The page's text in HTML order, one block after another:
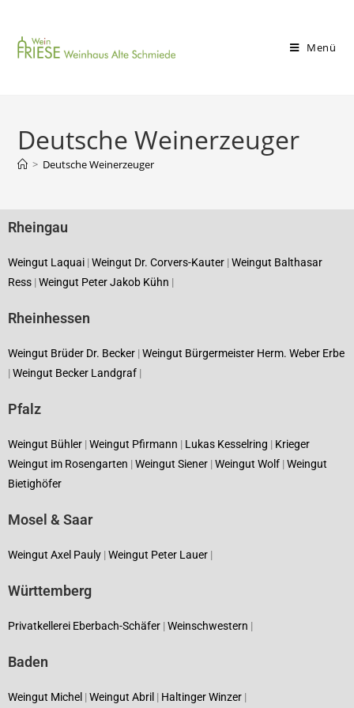
Menü
Deutsche Weinerzeuger
> Deutsche Weinerzeuger
Rheingau
Weingut Laquai | Weingut Dr. Corvers-Kauter | Weingut Balthasar
Ress | Weingut Peter Jakob Kühn |
Rheinhessen
Weingut Brüder Dr. Becker | Weingut Bürgermeister Herm. Weber Erbe
| Weingut Becker Landgraf |
Pfalz
Weingut Bühler | Weingut Pfirmann | Lukas Kesselring | Krieger
Weingut im Rosengarten | Weingut Siener | Weingut Wolf | Weingut
Bietighöfer
Mosel & Saar
Weingut Axel Pauly | Weingut Peter Lauer |
Württemberg
Privatkellerei Eberbach-Schäfer | Weinschwestern |
Baden
Weingut Michel | Weingut Abril | Haltinger Winzer |